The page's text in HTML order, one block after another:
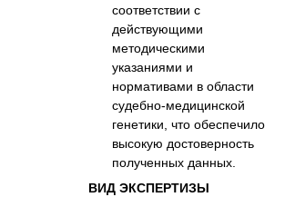
соответствии с
действующими
методическими
указаниями и
нормативами в области
судебно-медицинской
генетики, что обеспечило
высокую достоверность
полученных данных.
ВИД ЭКСПЕРТИЗЫ